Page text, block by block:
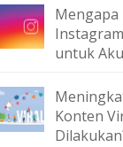
Mengapa
untuk
Konten